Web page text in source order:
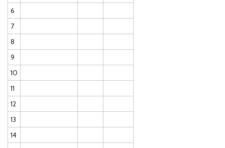
6
7
8
9
10
11
12
13
14